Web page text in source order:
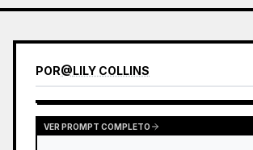
POR@LILY COLLINS
VER PROMPT COMPLETO